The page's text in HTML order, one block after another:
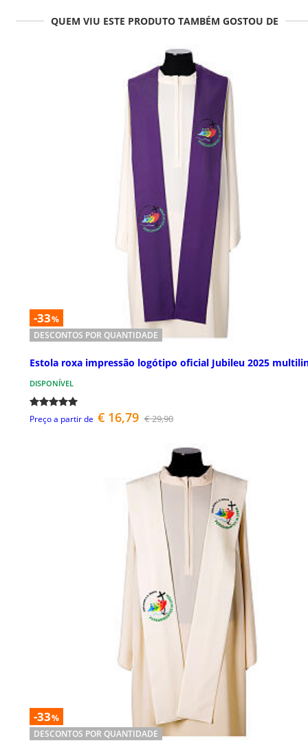
QUEM VIU ESTE PRODUTO TAMBÉM GOSTOU DE
-33%
DESCONTOS POR QUANTIDADE
Estola roxa impressão logótipo oficial Jubileu 2025
DISPONÍVEL
Preço a partir de € 16,79 € 29,90
-33%
DESCONTOS POR QUANTIDADE